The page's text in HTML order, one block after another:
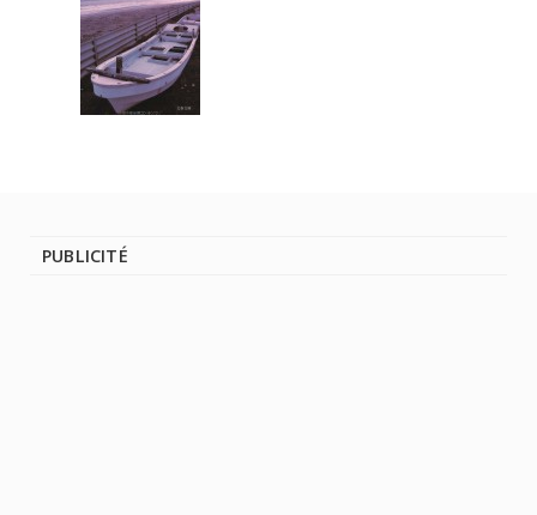
PUBLICITÉ